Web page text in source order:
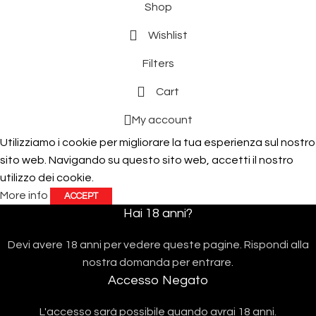
Shop
Wishlist
Filters
Cart
My account
Utilizziamo i cookie per migliorare la tua esperienza sul nostro
sito web. Navigando su questo sito web, accetti il ​​nostro
utilizzo dei cookie.
More info
ACCEPT
Hai 18 anni?
Devi avere 18 anni per vedere queste pagine. Rispondi alla
nostra domanda per entrare.
Accesso Negato
L'accesso sarà possibile quando avrai 18 anni.